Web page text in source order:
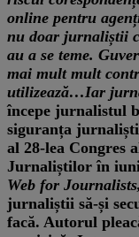
online pentru
nu doar jurnaliștii
au a se teme.
mai mult mult
utilizează…Iar
începe jurnalistul
siguranța
al 28-lea Congres
Jurnaliștilor în
Web for Journalists,
jurnaliștii să-și
facă. Autorul